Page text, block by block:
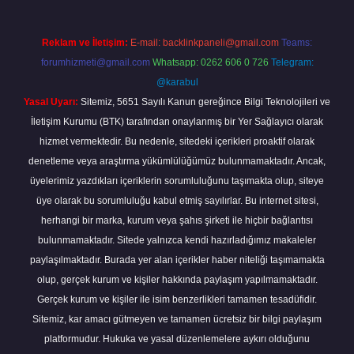
Reklam ve İletişim: E-mail: backlinkpaneli@gmail.com Teams:
forumhizmeti@gmail.com Whatsapp: 0262 606 0 726 Telegram:
@karabul
Yasal Uyarı: Sitemiz, 5651 Sayılı Kanun gereğince Bilgi Teknolojileri ve
İletişim Kurumu (BTK) tarafından onaylanmış bir Yer Sağlayıcı olarak
hizmet vermektedir. Bu nedenle, sitedeki içerikleri proaktif olarak
denetleme veya araştırma yükümlülüğümüz bulunmamaktadır. Ancak,
üyelerimiz yazdıkları içeriklerin sorumluluğunu taşımakta olup, siteye
üye olarak bu sorumluluğu kabul etmiş sayılırlar. Bu internet sitesi,
herhangi bir marka, kurum veya şahıs şirketi ile hiçbir bağlantısı
bulunmamaktadır. Sitede yalnızca kendi hazırladığımız makaleler
paylaşılmaktadır. Burada yer alan içerikler haber niteliği taşımamakta
olup, gerçek kurum ve kişiler hakkında paylaşım yapılmamaktadır.
Gerçek kurum ve kişiler ile isim benzerlikleri tamamen tesadüfidir.
Sitemiz, kar amacı gütmeyen ve tamamen ücretsiz bir bilgi paylaşım
platformudur. Hukuka ve yasal düzenlemelere aykırı olduğunu